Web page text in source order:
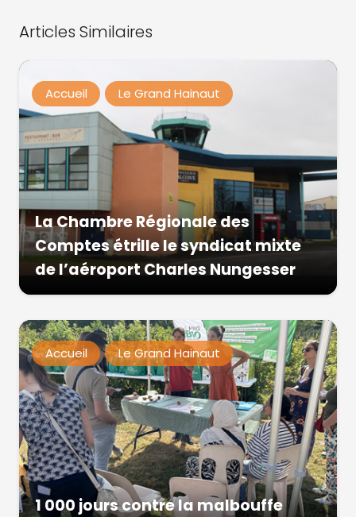
Articles Similaires
Accueil Le Grand Hainaut
La Chambre Régionale des
Comptes étrille le syndicat mixte
de l’aéroport Charles Nungesser
Accueil Le Grand Hainaut
1 000 jours contre la malbouffe